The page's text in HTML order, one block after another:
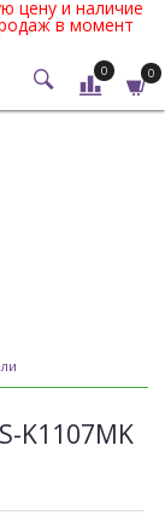
цену и наличие
в момент
0 0
K1107MK